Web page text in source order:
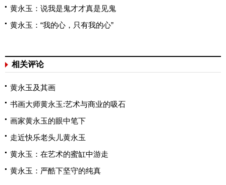
黄永玉：说我是鬼才才真是见鬼
黄永玉：“我的心，只有我的心”
相关评论
黄永玉及其画
书画大师黄永玉:艺术与商业的吸石
画家黄永玉的眼中笔下
走近快乐老头儿黄永玉
黄永玉：在艺术的蜜缸中游走
黄永玉：严酷下坚守的纯真